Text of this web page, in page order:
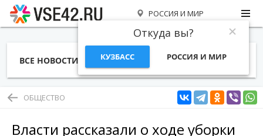
РОССИЯ И МИР
Откуда вы?
КУЗБАСС РОССИЯ И МИР
ВСЕ НОВОСТИ СТАТЬИ ТЕМЫ ФОТО
ОБЩЕСТВО
Власти рассказали о ходе уборки